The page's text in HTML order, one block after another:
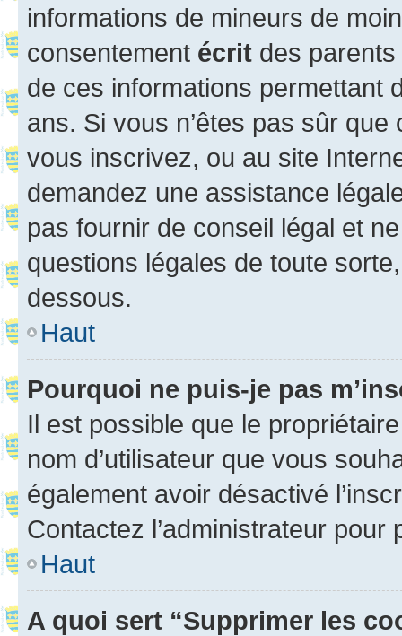
informations de mineurs de
consentement écrit des parents
de ces informations permettant
ans. Si vous n’êtes pas sûr
vous inscrivez, ou au site
demandez une assistance
pas fournir de conseil légal et
questions légales de toute
dessous.
Haut
Pourquoi ne puis-je pas
Il est possible que le
nom d’utilisateur que vous
également avoir désactivé
Contactez l’administrateur
Haut
A quoi sert “Supprimer les